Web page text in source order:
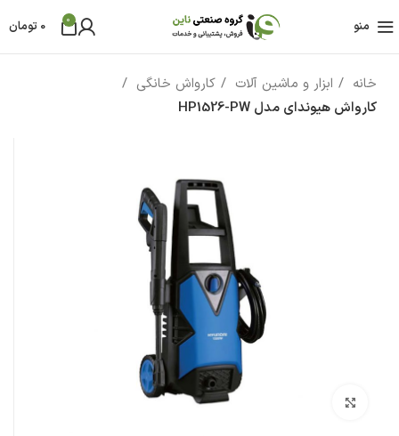
منو 0
0 تومان
خانه ابزار و ماشین آلات
کارواش خانگی
کارواش هیوندای مدل HP1526-PW